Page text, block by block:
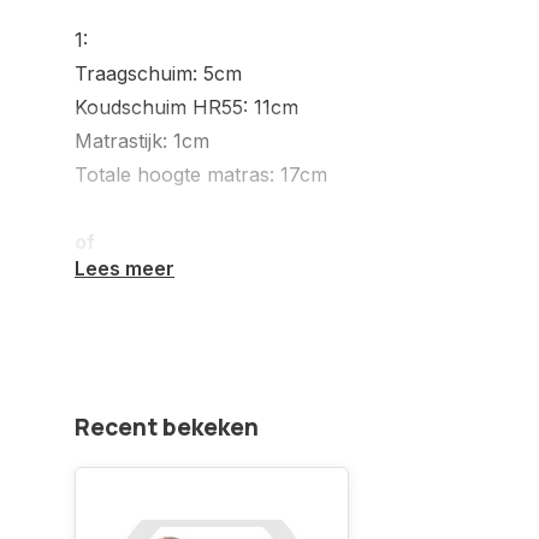
1:
Traagschuim: 5cm
Koudschuim HR55: 11cm
Matrastijk: 1cm
Totale hoogte matras: 17cm
of
Lees meer
Recent bekeken